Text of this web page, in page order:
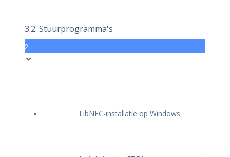
3.2. Stuurprogramma's
2
LibNFC-installatie op Windows